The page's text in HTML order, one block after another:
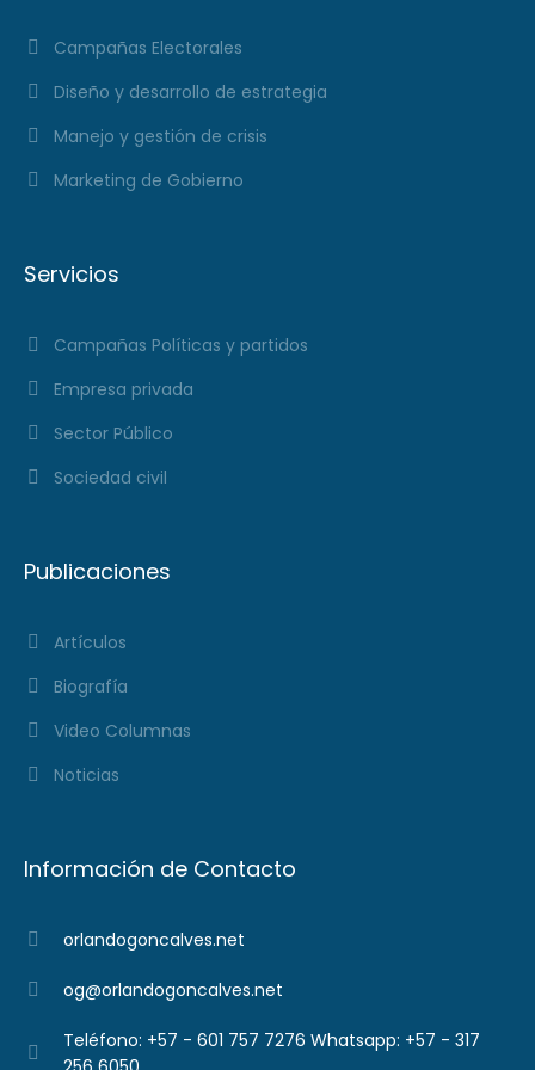
Campañas Electorales
Diseño y desarrollo de estrategia
Manejo y gestión de crisis
Marketing de Gobierno
Servicios
Campañas Políticas y partidos
Empresa privada
Sector Público
Sociedad civil
Publicaciones
Artículos
Biografía
Video Columnas
Noticias
Información de Contacto
orlandogoncalves.net
og@orlandogoncalves.net
Teléfono: +57 - 601 757 7276 Whatsapp: +57 - 317